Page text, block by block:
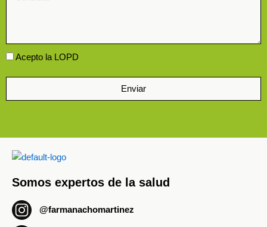
Aceptación
Acepto la LOPD
Enviar
Somos expertos de la salud
@farmanachomartinez